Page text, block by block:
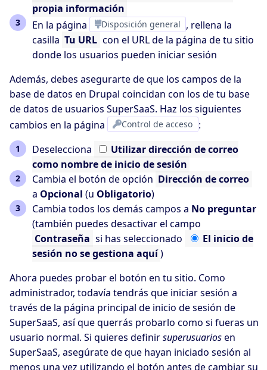
propia información
En la página
Disposición general , rellena la
casilla Tu URL con el URL de la página de tu sitio
donde los usuarios pueden iniciar sesión
Además, debes asegurarte de que los campos de la
base de datos en Drupal coincidan con los de tu base
de datos de usuarios SuperSaaS. Haz los siguientes
cambios en la página
Control de acceso :
Deselecciona
Utilizardirección de correo
como nombre de inicio de sesión
Cambia el botón de opción Dirección de correo
a Opcional (u Obligatorio)
Cambia todos los demás campos a No preguntar
(también puedes desactivar el campo
Contraseña si has seleccionado El inicio de
sesión no se gestiona aquí )
Ahora puedes probar el botón en tu sitio. Como
administrador, todavía tendrás que iniciar sesión a
través de la página principal de inicio de sesión de
SuperSaaS, así que querrás probarlo como si fueras un
usuario normal. Si quieres definirsuperusuariosen
SuperSaaS, asegúrate de que hayan iniciado sesión al
menos una vez utilizando el botón antes de cambiar su